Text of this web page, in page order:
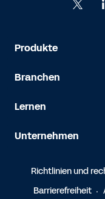
Produkte
Branchen
Lernen
Unternehmen
Richtlinien und
Barrierefreiheit